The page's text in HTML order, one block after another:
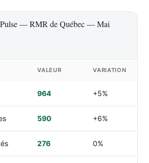
— RMR de Québec — Mai
VALEUR VARIATION
964 +5%
590 +6%
276 0%